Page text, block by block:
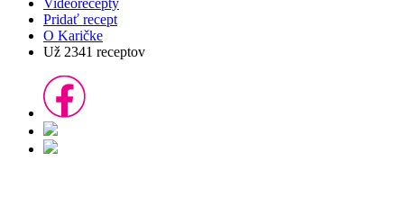
Videorecepty
Pridať recept
O Karičke
Už 2341 receptov